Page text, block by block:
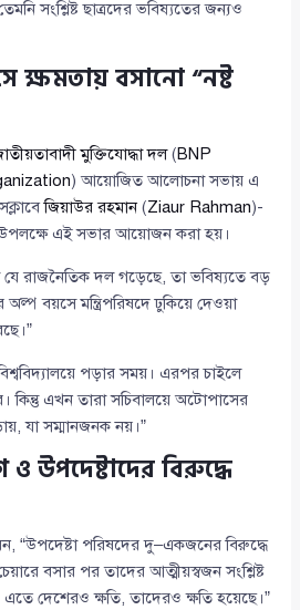
সংশ্লিষ্ট ছাত্রদের ভবিষ্যতের জন্যও
ক্ষমতায় বসানো “নষ্ট
মুক্তিযোদ্ধা দল(BNP
) আয়োজিত আলোচনা সভায় এ
জিয়াউর রহমান(Ziaur Rahman)-
উপলক্ষে এই সভার আয়োজন করা হয়।
যে রাজনৈতিক দল গড়েছে, তা ভবিষ্যতে বড়
বয়সে মন্ত্রিপরিষদে ঢুকিয়ে দেওয়া
পড়ার সময়। এরপর চাইলে
কিন্তু এখন তারা সচিবালয়ে অটোপাসের
যা সম্মানজনক নয়।”
উপদেষ্টাদের বিরুদ্ধে
“উপদেষ্টা পরিষদের দু–একজনের বিরুদ্ধে
বসার পর তাদের আত্মীয়স্বজন সংশ্লিষ্ট
এতে দেশেরও ক্ষতি, তাদেরও ক্ষতি হয়েছে।”